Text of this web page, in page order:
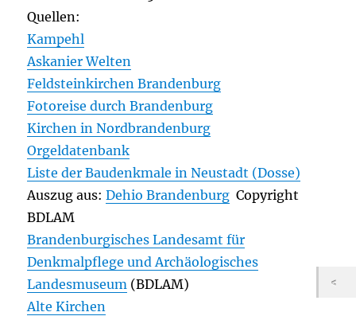
Quellen:
Kampehl
Askanier Welten
Feldsteinkirchen Brandenburg
Fotoreise durch Brandenburg
Kirchen in Nordbrandenburg
Orgeldatenbank
Liste der Baudenkmale in Neustadt (Dosse)
Auszug aus:Dehio Brandenburg Copyright
BDLAM
Brandenburgisches Landesamt für
Denkmalpflege und Archäologisches
Landesmuseum (BDLAM)
Alte Kirchen